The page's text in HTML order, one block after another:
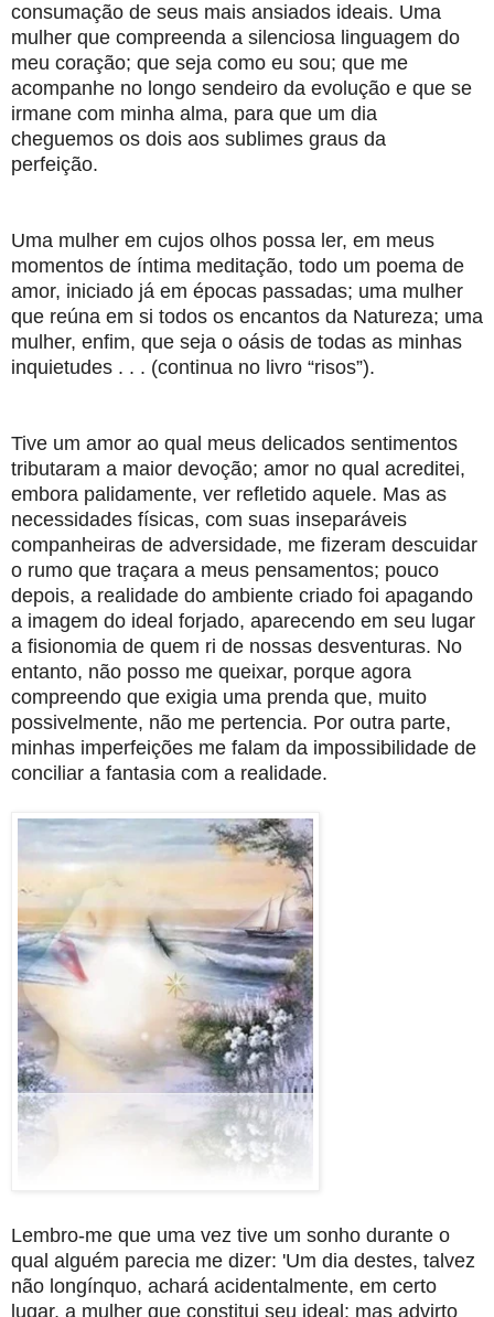
consumação de seus mais ansiados ideais. Uma
mulher que compreenda a silenciosa linguagem do
meu coração; que seja como eu sou; que me
acompanhe no longo sendeiro da evolução e que se
irmane com minha alma, para que um dia
cheguemos os dois aos sublimes graus da
perfeição.
Uma mulher em cujos olhos possa ler, em meus
momentos de íntima meditação, todo um poema de
amor, iniciado já em épocas passadas; uma mulher
que reúna em si todos os encantos da Natureza; uma
mulher, enfim, que seja o oásis de todas as minhas
inquietudes . . . (continua no livro “risos”).
Tive um amor ao qual meus delicados sentimentos
tributaram a maior devoção; amor no qual acreditei,
embora palidamente, ver refletido aquele. Mas as
necessidades físicas, com suas inseparáveis
companheiras de adversidade, me fizeram descuidar
o rumo que traçara a meus pensamentos; pouco
depois, a realidade do ambiente criado foi apagando
a imagem do ideal forjado, aparecendo em seu lugar
a fisionomia de quem ri de nossas desventuras. No
entanto, não posso me queixar, porque agora
compreendo que exigia uma prenda que, muito
possivelmente, não me pertencia. Por outra parte,
minhas imperfeições me falam da impossibilidade de
conciliar a fantasia com a realidade.
Lembro-me que uma vez tive um sonho durante o
qual alguém parecia me dizer: 'Um dia destes, talvez
não longínquo, achará acidentalmente, em certo
lugar, a mulher que constitui seu ideal; mas advirto